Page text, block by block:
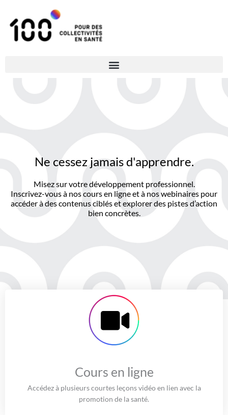
Ne cessez jamais d'apprendre.
Misez sur votre développement professionnel.
Inscrivez-vous à nos cours en ligne et à nos webinaires pour
accéder à des contenus ciblés et explorer des pistes d’action
bien concrètes.
Cours en ligne
Accédez à plusieurs courtes leçons vidéo en lien avec la
promotion de la santé.